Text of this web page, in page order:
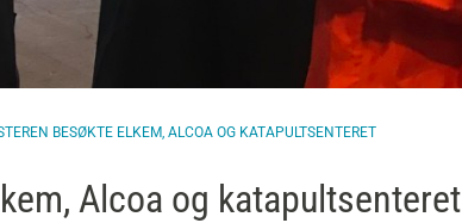
BESØKTE ELKEM, ALCOA OG KATAPULTSENTERET
Alcoa og katapultsenteret